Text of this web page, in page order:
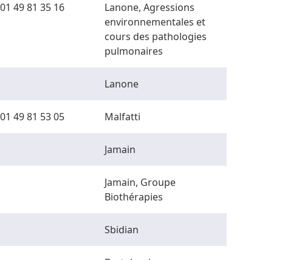
01 49 81 35 16
Lanone, Agressions
environnementales et
cours des pathologies
pulmonaires
Lanone
01 49 81 53 05 Malfatti
Jamain
Jamain, Groupe
Biothérapies
Sbidian